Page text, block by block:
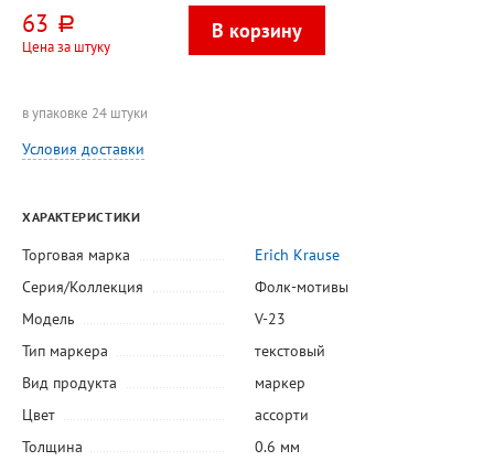
63 руб.
Цена за штуку
в упаковке 24 штуки
Условия доставки
ХАРАКТЕРИСТИКИ
Торговая марка
Erich Krause
Серия/Коллекция
Фолк-мотивы
Модель
V-23
Тип маркера
текстовый
Вид продукта
маркер
Цвет
ассорти
Толщина
0.6 мм